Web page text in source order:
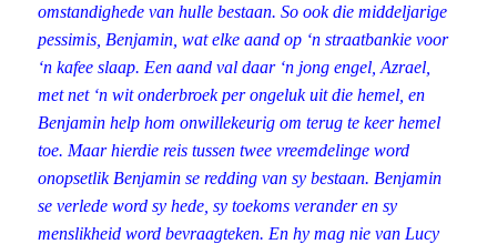
omstandighede van hulle bestaan. So ook die middeljarige
pessimis, Benjamin, wat elke aand op ‘n straatbankie voor
‘n kafee slaap. Een aand val daar ‘n jong engel, Azrael,
met net ‘n wit onderbroek per ongeluk uit die hemel, en
Benjamin help hom onwillekeurig om terug te keer hemel
toe. Maar hierdie reis tussen twee vreemdelinge word
onopsetlik Benjamin se redding van sy bestaan. Benjamin
se verlede word sy hede, sy toekoms verander en sy
menslikheid word bevraagteken. En hy mag nie van Lucy